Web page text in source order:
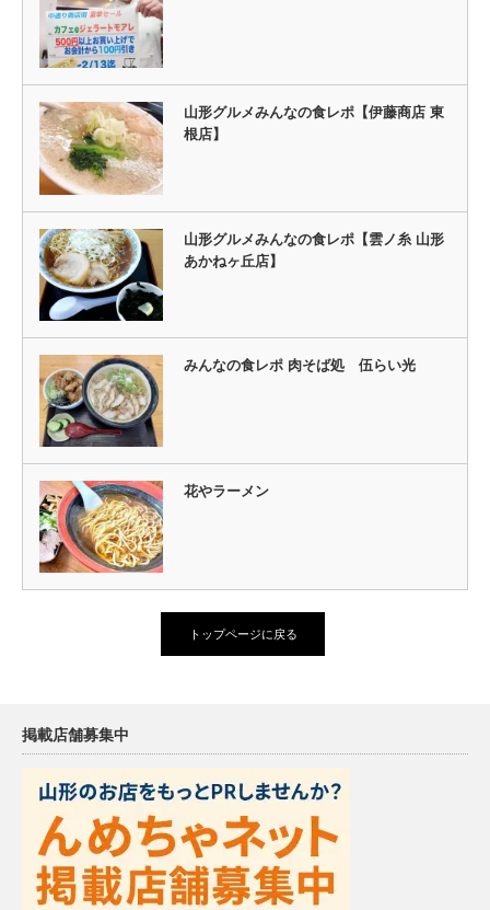
山形グルメみんなの食レポ【伊藤商店 東
根店】
山形グルメみんなの食レポ【雲ノ糸 山形
あかねヶ丘店】
みんなの食レポ 肉そば処 伍らい光
花やラーメン
トップページに戻る
掲載店舗募集中